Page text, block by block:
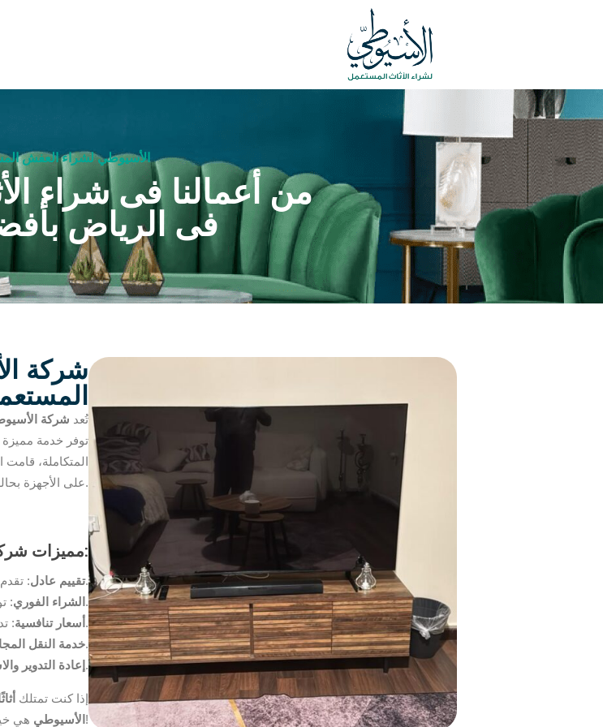
الأسيوطي لشراء العفش
من أعمالنا فى شراء
فى الرياض
شركة
تُعد شركة
توفر خدمة مميزة
المتكاملة،
على الأجهزة بحالة جيدة وإعادة تدويرها أو إعادة بيعها بأسعار مناسبة.
مميزات شركة الأسيوطي في شراء الأثاث والأجهزة المستعملة:
تقييم عادل: تقدم الشركة تقييمًا دقيقًا للأثاث والأجهزة بناءً على حالتها.
الشراء الفوري : توفر عملية شراء سريعة بدون تعقيدات.
أسعار تنافسية: تدفع أسعارًا مناسبة تلبي توقعات العملاء.
خدمة النقل: لا حاجة للقلق بشأن نقل الأثاث أو الأجهزة، فالشركة تتولى ذلك بالكامل.
إعادة التدوير : تساهم في تقليل الهدر وإعادة استخدام المنتجات بجودة عالية.
إذا كنت تمتلك
الأسيوطي هي خيارك المثالي لضمان عملية بيع سهلة وسريعة!